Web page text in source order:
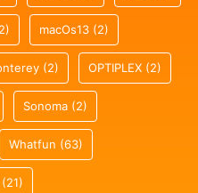
macOs13 (2)
(2) OPTIPLEX (2)
Sonoma (2)
Whatfun (63)
(21)